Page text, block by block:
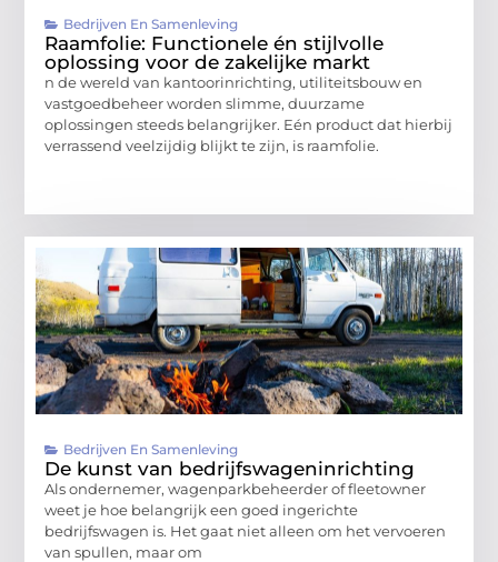
Bedrijven En Samenleving
Raamfolie: Functionele én stijlvolle
oplossing voor de zakelijke markt
n de wereld van kantoorinrichting, utiliteitsbouw en
vastgoedbeheer worden slimme, duurzame
oplossingen steeds belangrijker. Eén product dat hierbij
verrassend veelzijdig blijkt te zijn, is raamfolie.
Bedrijven En Samenleving
De kunst van bedrijfswageninrichting
Als ondernemer, wagenparkbeheerder of fleetowner
weet je hoe belangrijk een goed ingerichte
bedrijfswagen is. Het gaat niet alleen om het vervoeren
van spullen, maar om